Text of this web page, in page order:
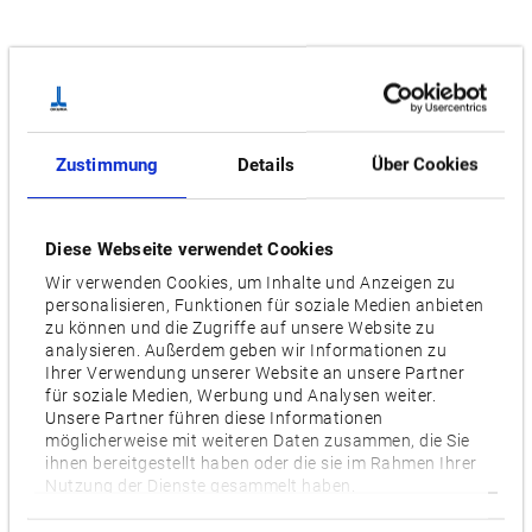
Zustimmung Details Über Cookies
Diese Webseite verwendet Cookies
Wir verwenden Cookies, um Inhalte und Anzeigen zu
personalisieren, Funktionen für soziale Medien anbieten
zu können und die Zugriffe auf unsere Website zu
analysieren. Außerdem geben wir Informationen zu
Ihrer Verwendung unserer Website an unsere Partner
für soziale Medien, Werbung und Analysen weiter.
Unsere Partner führen diese Informationen
möglicherweise mit weiteren Daten zusammen, die Sie
ihnen bereitgestellt haben oder die sie im Rahmen Ihrer
Nutzung der Dienste gesammelt haben.